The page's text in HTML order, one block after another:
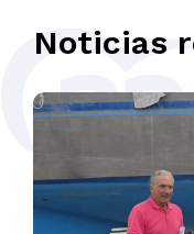
Noticias